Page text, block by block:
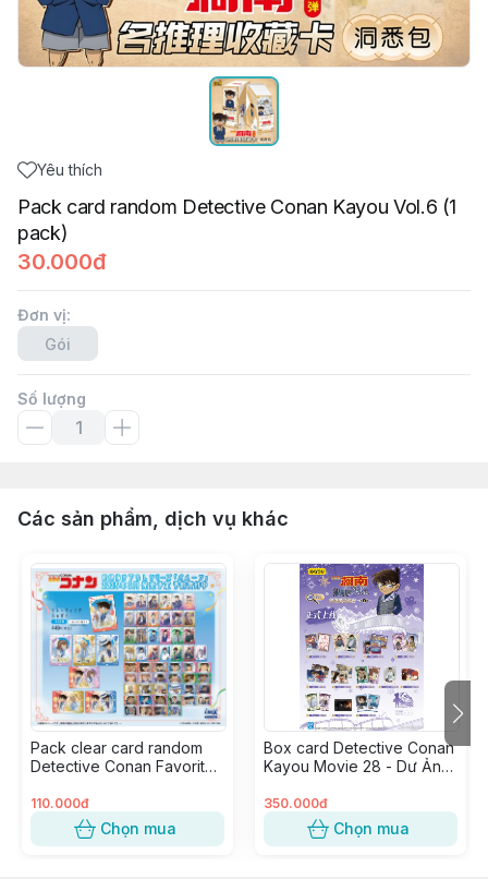
Yêu thích
Pack card random Detective Conan Kayou Vol.6 (1
pack)
30.000đ
Đơn vị:
Gói
Số lượng
Các sản phẩm, dịch vụ khác
Pack clear card random
Detective Conan Favorite
pack)
110.000đ
Chọn mua
Box card Detective Conan
Kayou Movie 28 - Dư Ảnh
350.000đ
Chọn mua